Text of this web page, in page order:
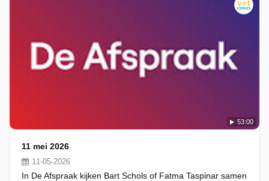
53:00
11 mei 2026
11-05-2026
In De Afspraak kijken Bart Schols of Fatma Taspinar samen